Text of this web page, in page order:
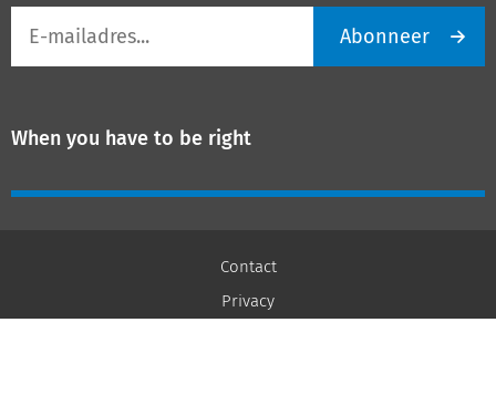
mailadres
Abonneer
When you have to be right
Contact
Privacy